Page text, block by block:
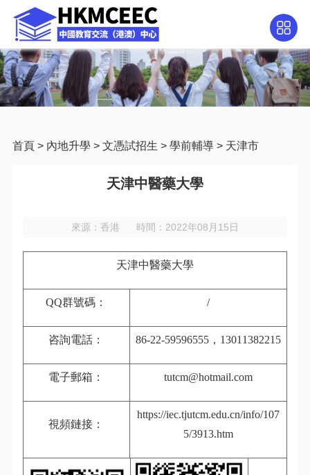
首頁> 內地升學 > 文憑試招生 > 學前輔導> 天津市
天津中醫藥大學
來源：香港 時間：2022年08月15日
天津中醫藥大學
QQ群號碼： /
咨詢電話： 86-22-59596555，13011382215
電子郵箱： tutcm@hotmail.com
視頻鏈接：
https://iec.tjutcm.edu.cn/info/107
5/3913.htm